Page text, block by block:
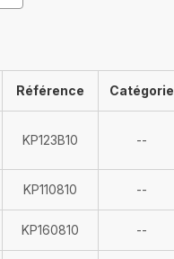
Référence Catégorie
KP123B10 --
KP110810 --
KP160810 --